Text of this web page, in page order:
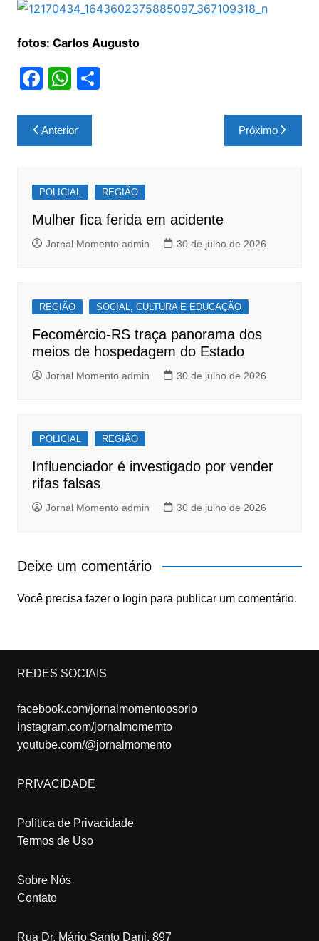
fotos: Carlos Augusto
F
c
e
o
o
k
W
at
s
p
p
S
Navegação
de
Anterior Próximo
POLICIAL REGIÃO
Mulher fica ferida em acidente
Jornal Momento admin 30 de julho de 2026
REGIÃO SOCIAL, CULTURA E EDUCAÇÃO
Fecomércio-RS traça panorama dos
meios de hospedagem do Estado
Jornal Momento admin 30 de julho de 2026
POLICIAL REGIÃO
Influenciador é investigado por vender
rifas falsas
Jornal Momento admin 30 de julho de 2026
Deixe um comentário
Você precisa fazer o login para publicar um comentário.
REDES SOCIAIS
facebook.com/jornalmomentoosorio
instagram.com/jornalmomemto
youtube.com/@jornalmomento
PRIVACIDADE
Política de Privacidade
Termos de Uso
Sobre Nós
Contato
Rua Dr. Mário Santo Dani, 897